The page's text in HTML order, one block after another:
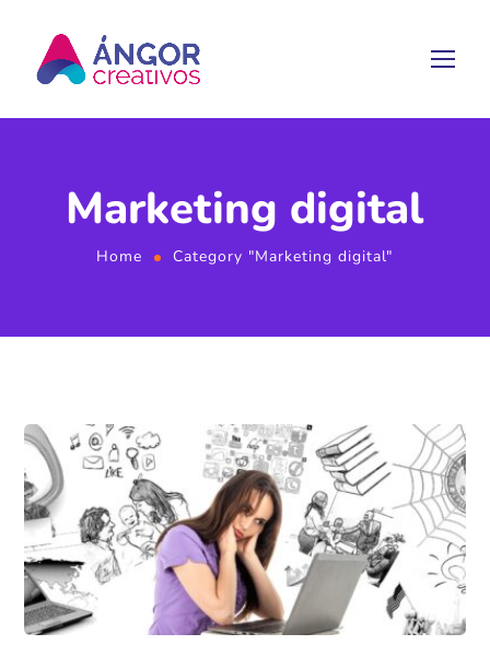
Marketing digital
Home Category "Marketing digital"